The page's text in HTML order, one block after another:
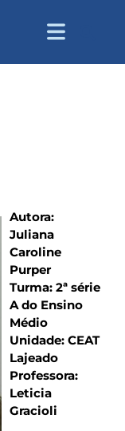
Autora:
Juliana
Caroline
Purper
Turma: 2ª série
A do Ensino
Médio
Unidade: CEAT
Lajeado
Professora:
Leticia
Gracioli